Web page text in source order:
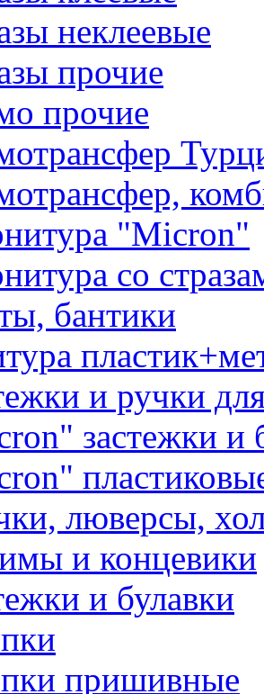
неклеевые
прочие
прочие
"Micron"
со
бантики
и ручки
застежки и
люверсы,
и концевики
и булавки
пришивные